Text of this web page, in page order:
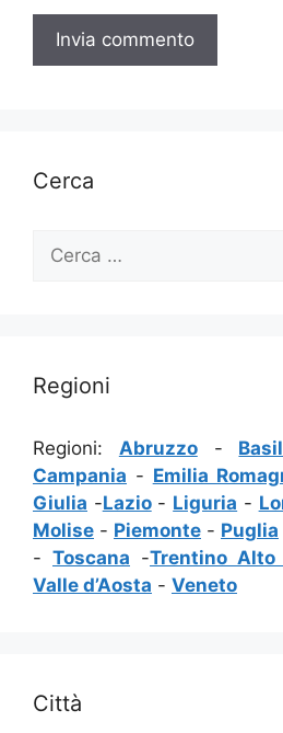
Cerca
per:
Regioni
Regioni: Abruzzo-
Campania - Emilia
Giulia -Lazio- Liguria -
Molise - Piemonte - Puglia
- Toscana -Trentino Alto
Valle d’Aosta - Veneto
Città